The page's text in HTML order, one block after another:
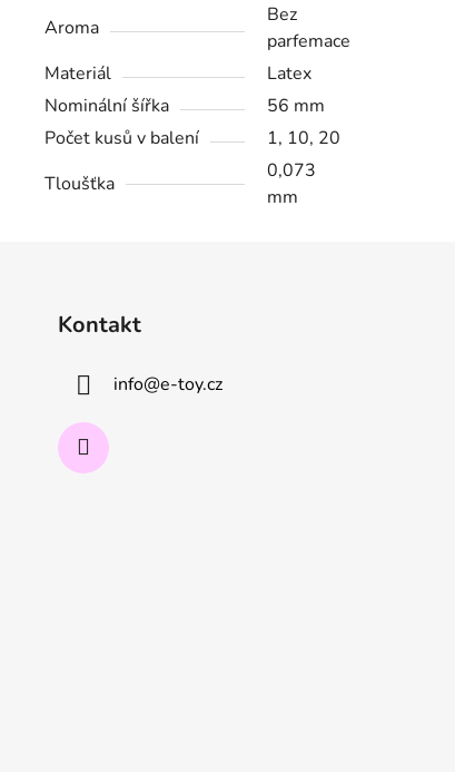
Aroma
Bez
parfemace
Materiál
Latex
Nominální šířka
56 mm
Počet kusů v balení
1, 10, 20
Tloušťka
0,073
mm
Kontakt
info@e-toy.cz